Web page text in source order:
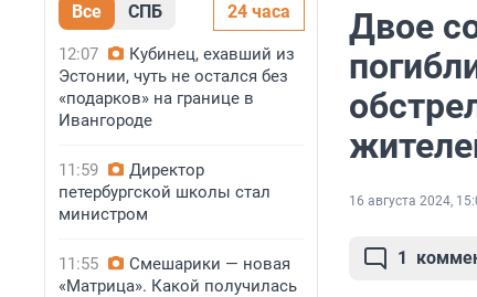
Все СПБ 24 часа
12:07
Кубинец, ехавший из
Эстонии, чуть не остался без
«подарков» на границе в
Ивангороде
11:59
Директор
петербургской школы стал
министром
11:55
Смешарики — новая
«Матрица». Какой получилась
Двое
16 августа 2024,
1